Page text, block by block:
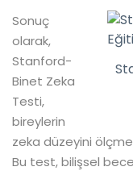
Sonuç
olarak,
Stanford-
Binet Zeka
Testi,
bireylerin
zeka düzeyini
Bu test, bilişsel